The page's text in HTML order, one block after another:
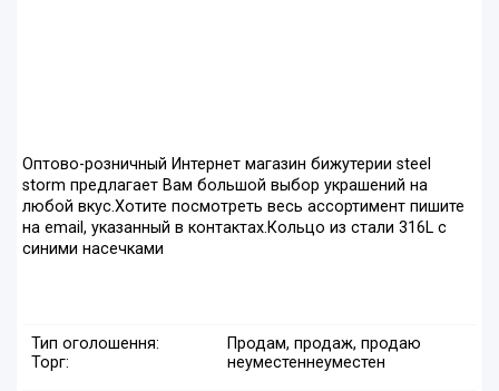
Оптово-розничный Интернет магазин бижутерии steel
storm предлагает Вам большой выбор украшений на
любой вкус.Хотите посмотреть весь ассортимент пишите
на еmail, указанный в контактах.Кольцо из стали 316L с
синими насечками
Тип оголошення:
Продам, продаж, продаю
Торг:
неуместеннеуместен